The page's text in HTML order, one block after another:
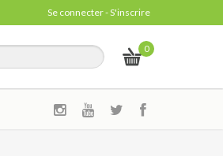
Se connecter-S'inscrire
0